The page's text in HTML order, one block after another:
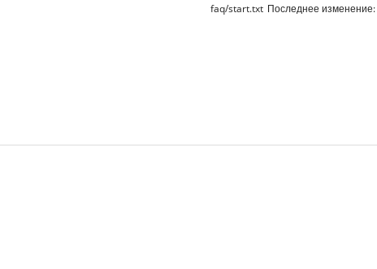
faq/start.txt Последнее изменение: